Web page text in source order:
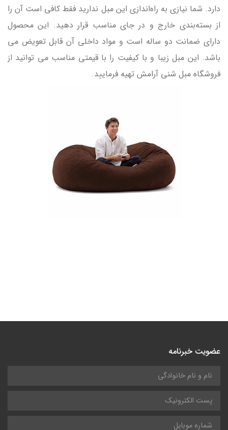
دارد. شما نیازی به راه‌اندازی این مبل ندارید فقط کافی است آن را
از بسته‌بندی خارج و در جای مناسب قرار دهید. این محصول
دارای ضمانت دو ساله است و مواد داخلی آن قابل تعویض می
باشد. این مبل زیبا و با کیفیت را با قیمتی مناسب می‌ توانید از
فروشگاه مبل شنی آرامش تهیه فرمایید.
عضویت خبرنامه